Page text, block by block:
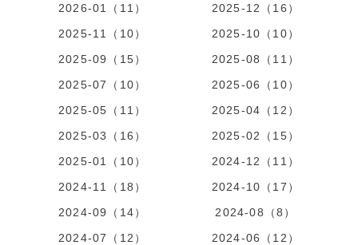
2026-01（11）
2025-12（16）
2025-11（10）
2025-10（10）
2025-09（15）
2025-08（11）
2025-07（10）
2025-06（10）
2025-05（11）
2025-04（12）
2025-03（16）
2025-02（15）
2025-01（10）
2024-12（11）
2024-11（18）
2024-10（17）
2024-09（14）
2024-08（8）
2024-07（12）
2024-06（12）